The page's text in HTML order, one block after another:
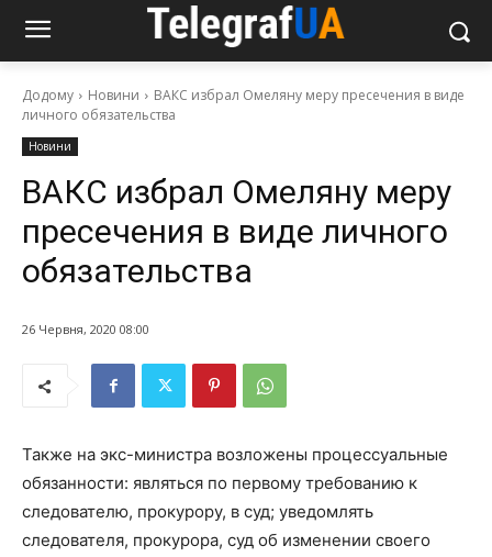
Додому Новини
ВАКС избрал Омеляну меру пресечения в виде
личного обязательства
Новини
ВАКС избрал Омеляну меру
пресечения в виде личного
обязательства
26 Червня, 2020 08:00
Также на экс-министра возложены процессуальные
обязанности: являться по первому требованию к
следователю, прокурору, в суд; уведомлять
следователя, прокурора, суд об изменении своего